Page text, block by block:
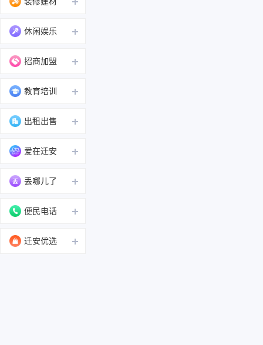
休闲娱乐
招商加盟
教育培训
出租出售
爱在迁安
丢哪儿了
便民电话
迁安优选